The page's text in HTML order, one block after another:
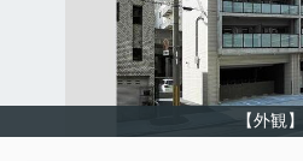
【外観】